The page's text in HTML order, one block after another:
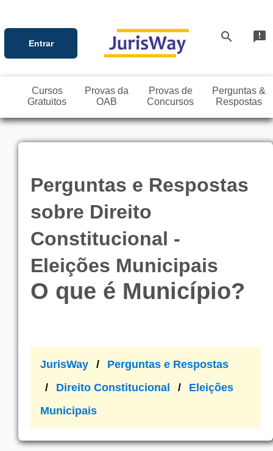
Entrar search announcement
Cursos
Gratuitos
Provas da
OAB
Provas de
Concursos
Perguntas &
Respostas
Perguntas e Respostas
sobre Direito
Constitucional -
Eleições Municipais
O que é Município?
JurisWay
Perguntas e Respostas
Direito Constitucional
Eleições
Municipais